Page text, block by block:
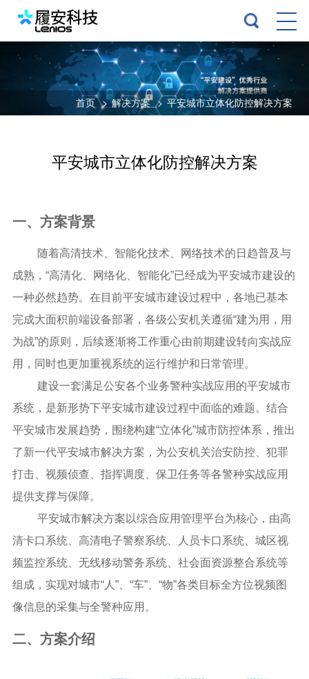
首页 > 解决方案 > 平安城市立体化防控解决方案
平安城市立体化防控解决方案
一、方案背景
随着高清技术、智能化技术、网络技术的日趋普及与
成熟，“高清化、网络化、智能化”已经成为平安城市建设的
一种必然趋势。在目前平安城市建设过程中，各地已基本
完成大面积前端设备部署，各级公安机关遵循“建为用，用
为战”的原则，后续逐渐将工作重心由前期建设转向实战应
用，同时也更加重视系统的运行维护和日常管理。
建设一套满足公安各个业务警种实战应用的平安城市
系统，是新形势下平安城市建设过程中面临的难题。结合
平安城市发展趋势，围绕构建“立体化”城市防控体系，推出
了新一代平安城市解决方案，为公安机关治安防控、犯罪
打击、视频侦查、指挥调度、保卫任务等各警种实战应用
提供支撑与保障。
平安城市解决方案以综合应用管理平台为核心，由高
清卡口系统、高清电子警察系统、人员卡口系统、城区视
频监控系统、无线移动警务系统、社会面资源整合系统等
组成，实现对城市“人”、“车”、“物”各类目标全方位视频图
像信息的采集与全警种应用。
二、方案介绍